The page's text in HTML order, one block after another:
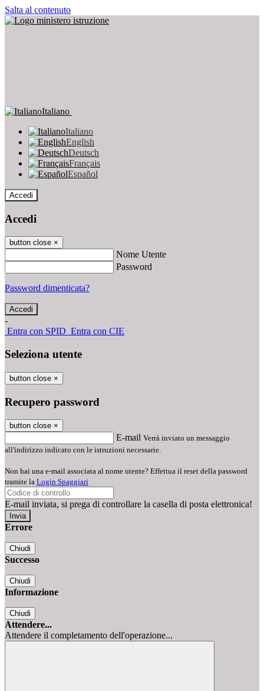
Salta al contenuto
Italiano
Italiano
English
Deutsch
Français
Español
Accedi
Accedi
button close ×
Nome Utente
Password
Password dimenticata?
-
Entra con SPID Entra con CIE
Seleziona utente
button close ×
Recupero password
button close ×
E-mail Verrà inviato un messaggio
all'indirizzo indicato con le istruzioni necessarie.
Non hai una e-mail associata al nome utente? Effettua il reset della password
tramite la Login Spaggiari
E-mail inviata, si prega di controllare la casella di posta elettronica!
Errore
Chiudi
Successo
Chiudi
Informazione
Chiudi
Attendere...
Attendere il completamento dell'operazione...